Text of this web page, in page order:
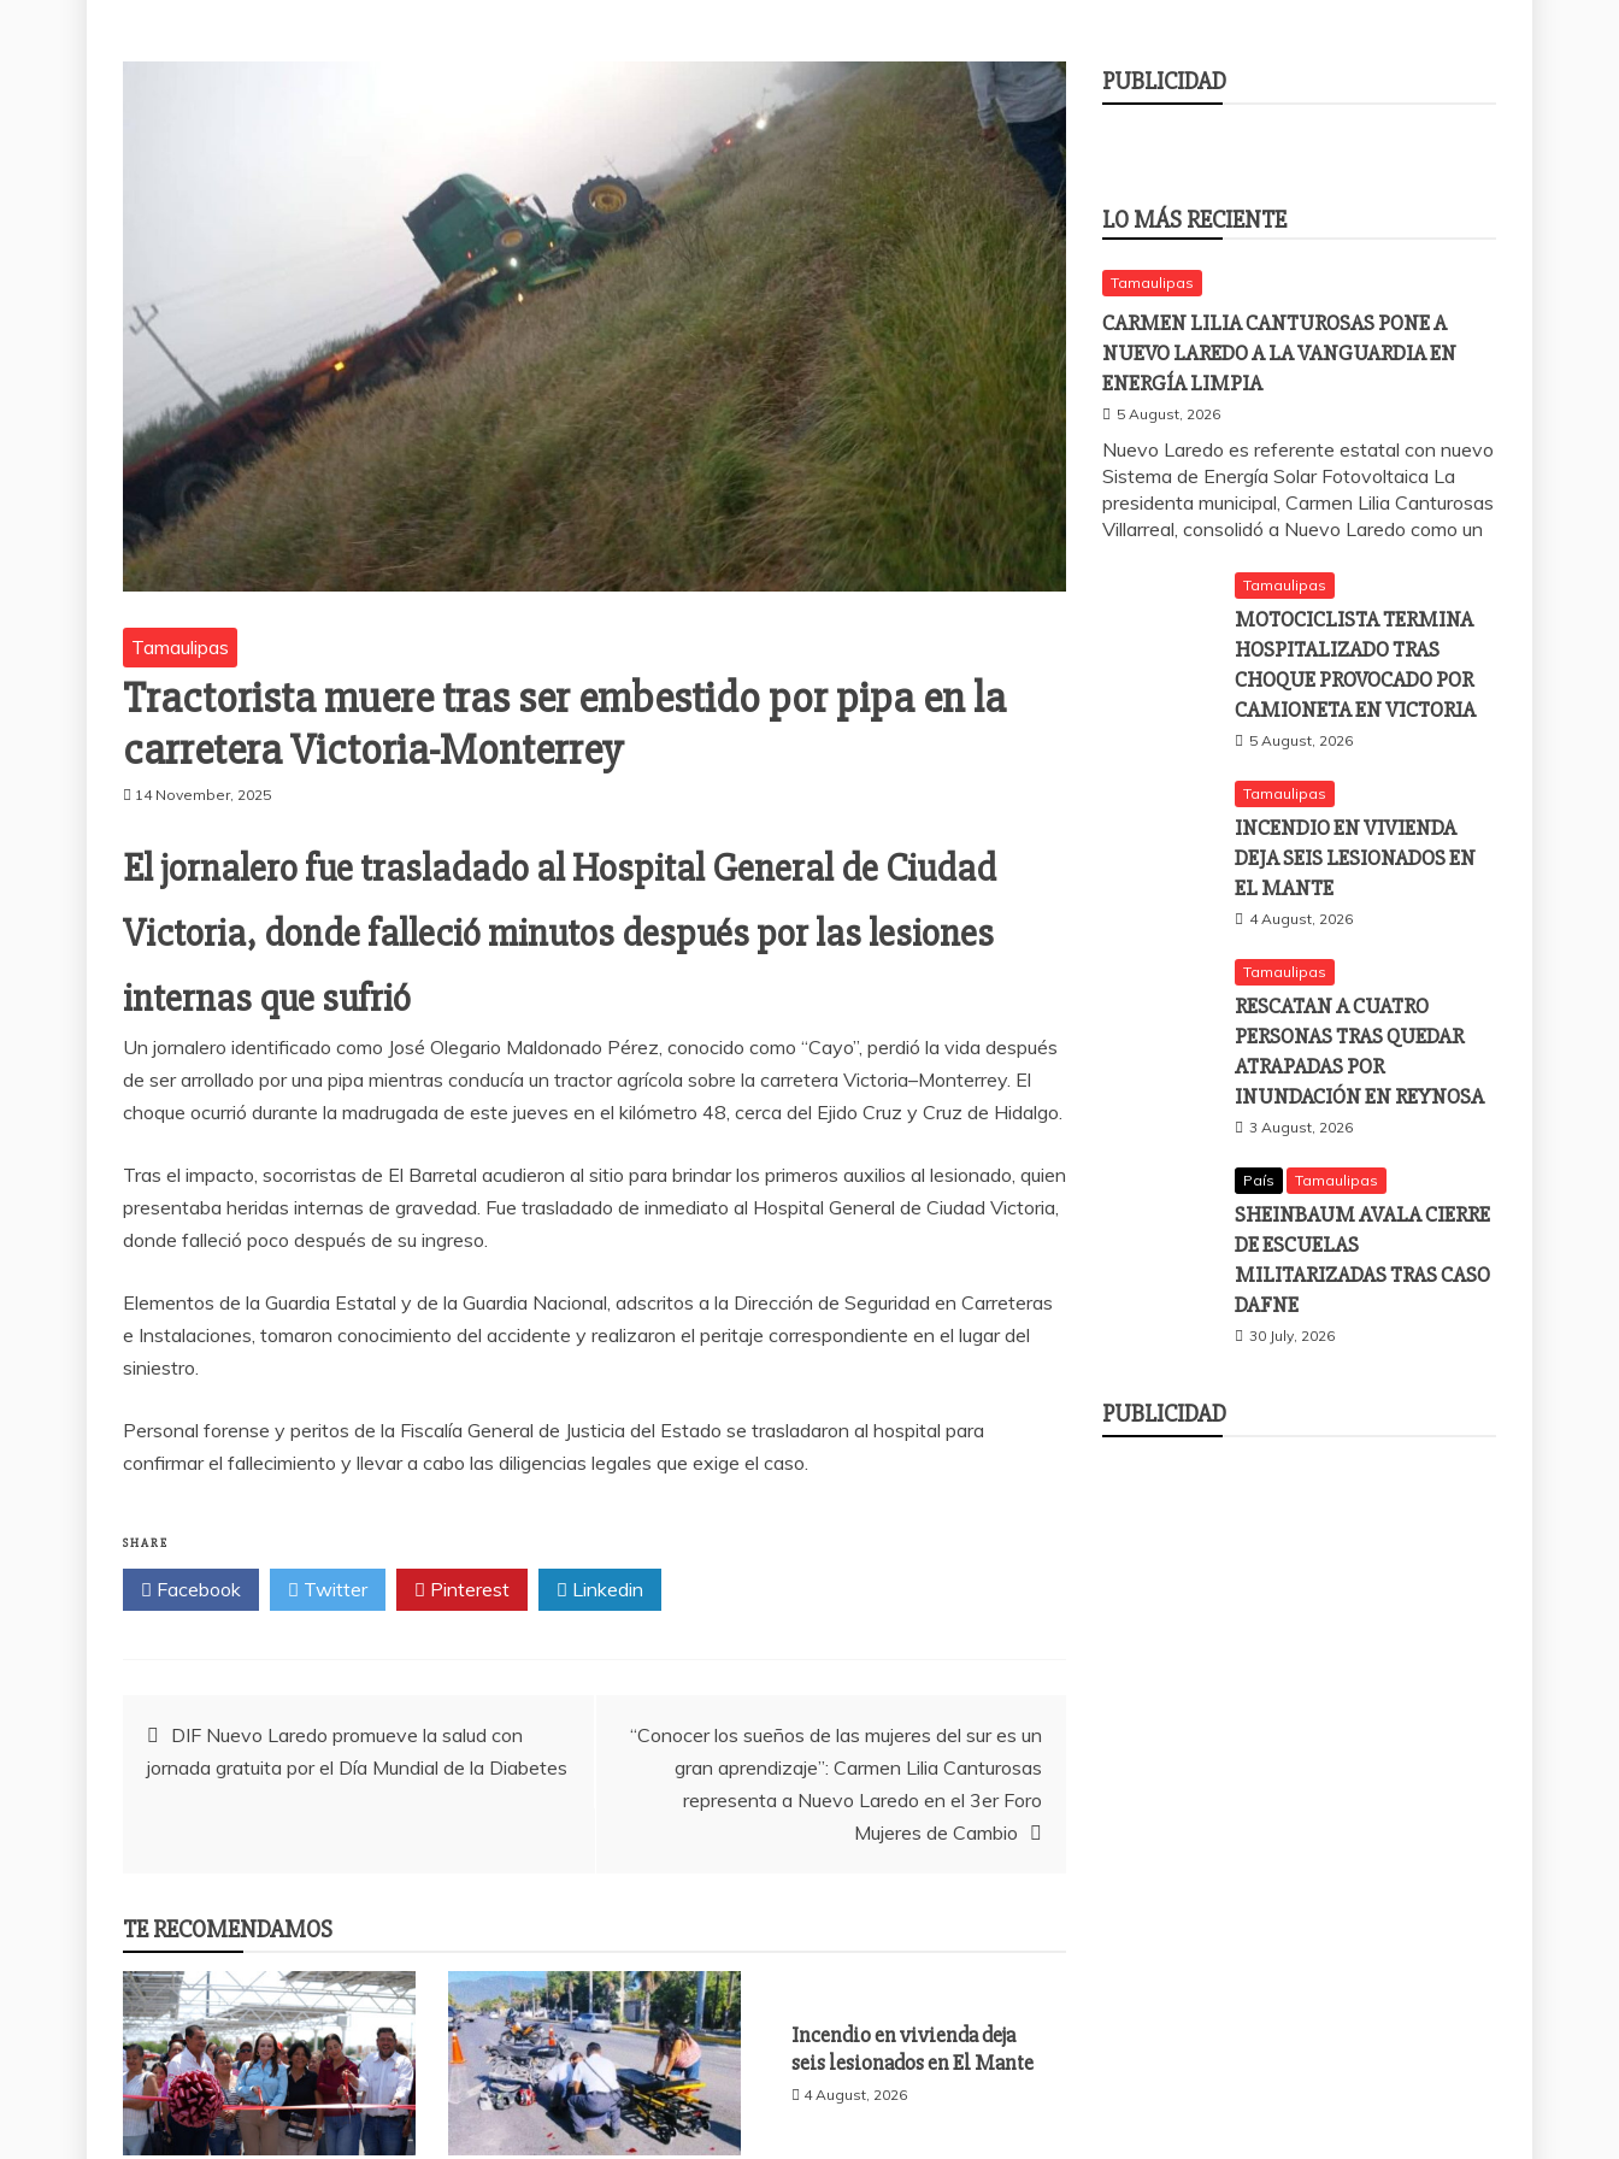
Tamaulipas
Tractorista muere tras ser embestido por pipa en la
carretera Victoria-Monterrey
14 November, 2025
El jornalero fue trasladado al Hospital General de Ciudad
Victoria, donde falleció minutos después por las lesiones
internas que sufrió
Un jornalero identificado como José Olegario Maldonado Pérez, conocido como “Cayo”, perdió la vida después
de ser arrollado por una pipa mientras conducía un tractor agrícola sobre la carretera Victoria–Monterrey. El
choque ocurrió durante la madrugada de este jueves en el kilómetro 48, cerca del Ejido Cruz y Cruz de Hidalgo.
Tras el impacto, socorristas de El Barretal acudieron al sitio para brindar los primeros auxilios al lesionado, quien
presentaba heridas internas de gravedad. Fue trasladado de inmediato al Hospital General de Ciudad Victoria,
donde falleció poco después de su ingreso.
Elementos de la Guardia Estatal y de la Guardia Nacional, adscritos a la Dirección de Seguridad en Carreteras
e Instalaciones, tomaron conocimiento del accidente y realizaron el peritaje correspondiente en el lugar del
siniestro.
Personal forense y peritos de la Fiscalía General de Justicia del Estado se trasladaron al hospital para
confirmar el fallecimiento y llevar a cabo las diligencias legales que exige el caso.
SHARE
Facebook Twitter Pinterest Linkedin
Post
navigation
DIF Nuevo Laredo promueve la salud con
jornada gratuita por el Día Mundial de la Diabetes
“Conocer los sueños de las mujeres del sur es un
gran aprendizaje”: Carmen Lilia Canturosas
representa a Nuevo Laredo en el 3er Foro
Mujeres de Cambio
TE RECOMENDAMOS
Incendio en vivienda deja
seis lesionados en El Mante
4 August, 2026
PUBLICIDAD
LO MÁS RECIENTE
Tamaulipas
CARMEN LILIA CANTUROSAS PONE A
NUEVO LAREDO A LA VANGUARDIA EN
ENERGÍA LIMPIA
5 August, 2026
Nuevo Laredo es referente estatal con nuevo
Sistema de Energía Solar Fotovoltaica La
presidenta municipal, Carmen Lilia Canturosas
Villarreal, consolidó a Nuevo Laredo como un
Tamaulipas
MOTOCICLISTA TERMINA
HOSPITALIZADO TRAS
CHOQUE PROVOCADO POR
CAMIONETA EN VICTORIA
5 August, 2026
Tamaulipas
INCENDIO EN VIVIENDA
DEJA SEIS LESIONADOS EN
EL MANTE
4 August, 2026
Tamaulipas
RESCATAN A CUATRO
PERSONAS TRAS QUEDAR
ATRAPADAS POR
INUNDACIÓN EN REYNOSA
3 August, 2026
País Tamaulipas
SHEINBAUM AVALA CIERRE
DE ESCUELAS
MILITARIZADAS TRAS CASO
DAFNE
30 July, 2026
PUBLICIDAD